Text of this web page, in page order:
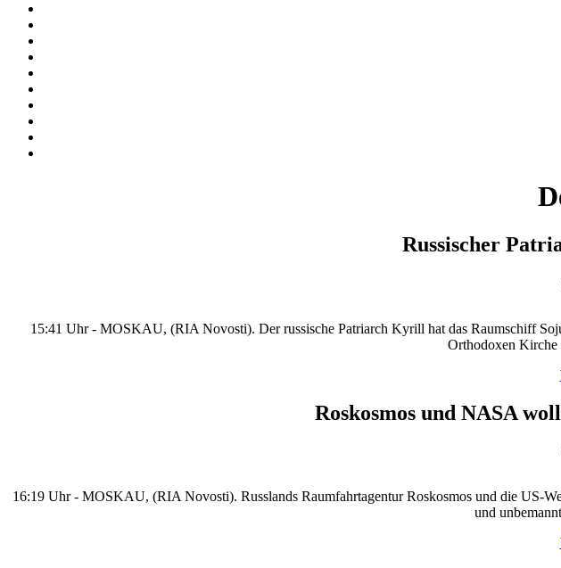
Russischer
15:41 Uhr - MOSKAU, (RIA Novosti). Der russische Patriarch Kyrill hat das Raumschiff
Orthodoxen Kirche
Roskosmos und NASA
16:19 Uhr - MOSKAU, (RIA Novosti). Russlands Raumfahrtagentur Roskosmos und die US-
und